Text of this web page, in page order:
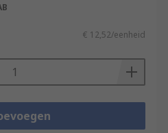
€ 12,52/eenheid